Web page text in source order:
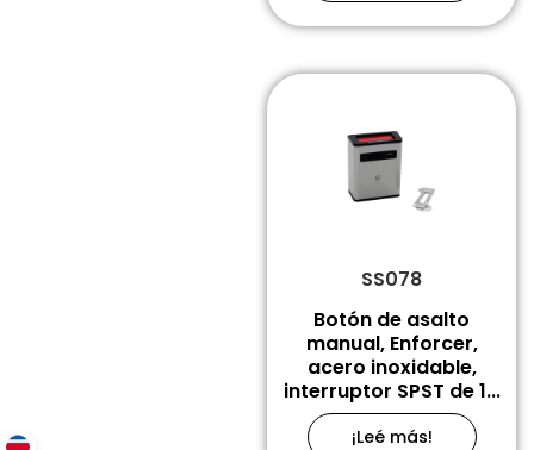
SS078
Botón de asalto
manual, Enforcer,
acero inoxidable,
interruptor SPST de 1...
¡Leé más!